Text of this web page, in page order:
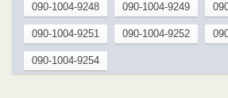
090-1004-9248 090-1004-9249
090-1004-9251 090-1004-9252
090-1004-9254